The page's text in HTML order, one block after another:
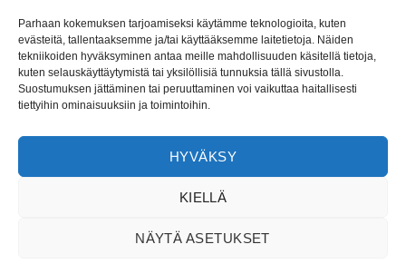
Parhaan kokemuksen tarjoamiseksi käytämme teknologioita, kuten
evästeitä, tallentaaksemme ja/tai käyttääksemme laitetietoja. Näiden
tekniikoiden hyväksyminen antaa meille mahdollisuuden käsitellä tietoja,
kuten selauskäyttäytymistä tai yksilöllisiä tunnuksia tällä sivustolla.
Suostumuksen jättäminen tai peruuttaminen voi vaikuttaa haitallisesti
tiettyihin ominaisuuksiin ja toimintoihin.
HYVÄKSY
KIELLÄ
NÄYTÄ ASETUKSET
Palautusohjeet
Darenne.fi on lahjatavara- ja lifestyleputiikki verkossa.
ympäri vuorokauden ja toimitusaika tuotteillemme on vain 1-4
meille saapuneitä paketteja sekä pakettien täytteitä.